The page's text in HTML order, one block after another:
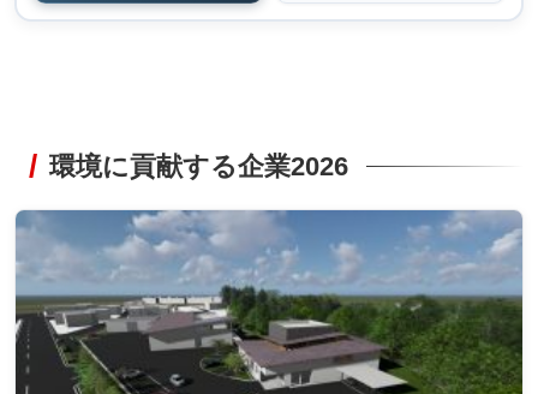
環境に貢献する企業2026